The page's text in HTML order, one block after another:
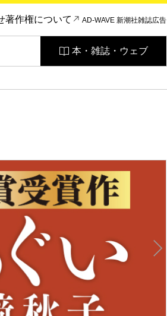
著作権について AD-WAVE 新潮社雑誌広告
本・雑誌・ウェブ